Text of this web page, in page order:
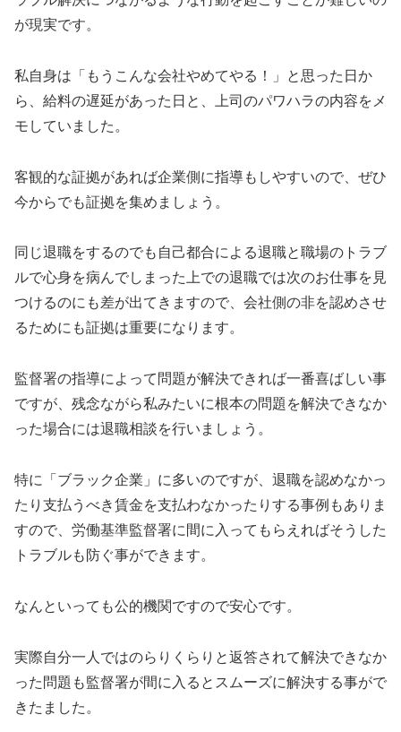
が現実です。
私自身は「もうこんな会社やめてやる！」と思った日か
ら、給料の遅延があった日と、上司のパワハラの内容をメ
モしていました。
客観的な証拠があれば企業側に指導もしやすいので、ぜひ
今からでも証拠を集めましょう。
同じ退職をするのでも自己都合による退職と職場のトラブ
ルで心身を病んでしまった上での退職では次のお仕事を見
つけるのにも差が出てきますので、会社側の非を認めさせ
るためにも証拠は重要になります。
監督署の指導によって問題が解決できれば一番喜ばしい事
ですが、残念ながら私みたいに根本の問題を解決できなか
った場合には退職相談を行いましょう。
特に「ブラック企業」に多いのですが、退職を認めなかっ
たり支払うべき賃金を支払わなかったりする事例もありま
すので、労働基準監督署に間に入ってもらえればそうした
トラブルも防ぐ事ができます。
なんといっても公的機関ですので安心です。
実際自分一人ではのらりくらりと返答されて解決できなか
った問題も監督署が間に入るとスムーズに解決する事がで
きたました。